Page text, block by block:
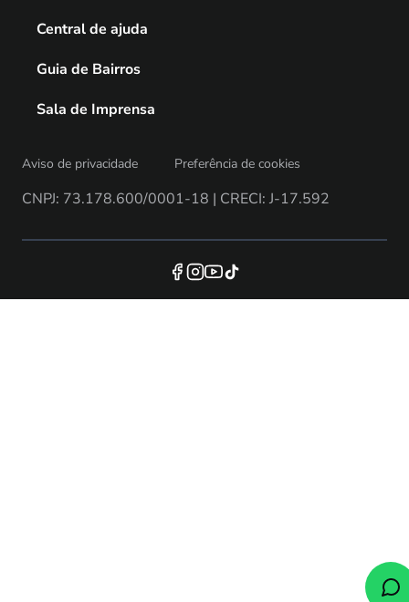
Central de ajuda
Guia de Bairros
Sala de Imprensa
Aviso de privacidade Preferência de cookies
CNPJ: 73.178.600/0001-18 | CRECI: J-17.592